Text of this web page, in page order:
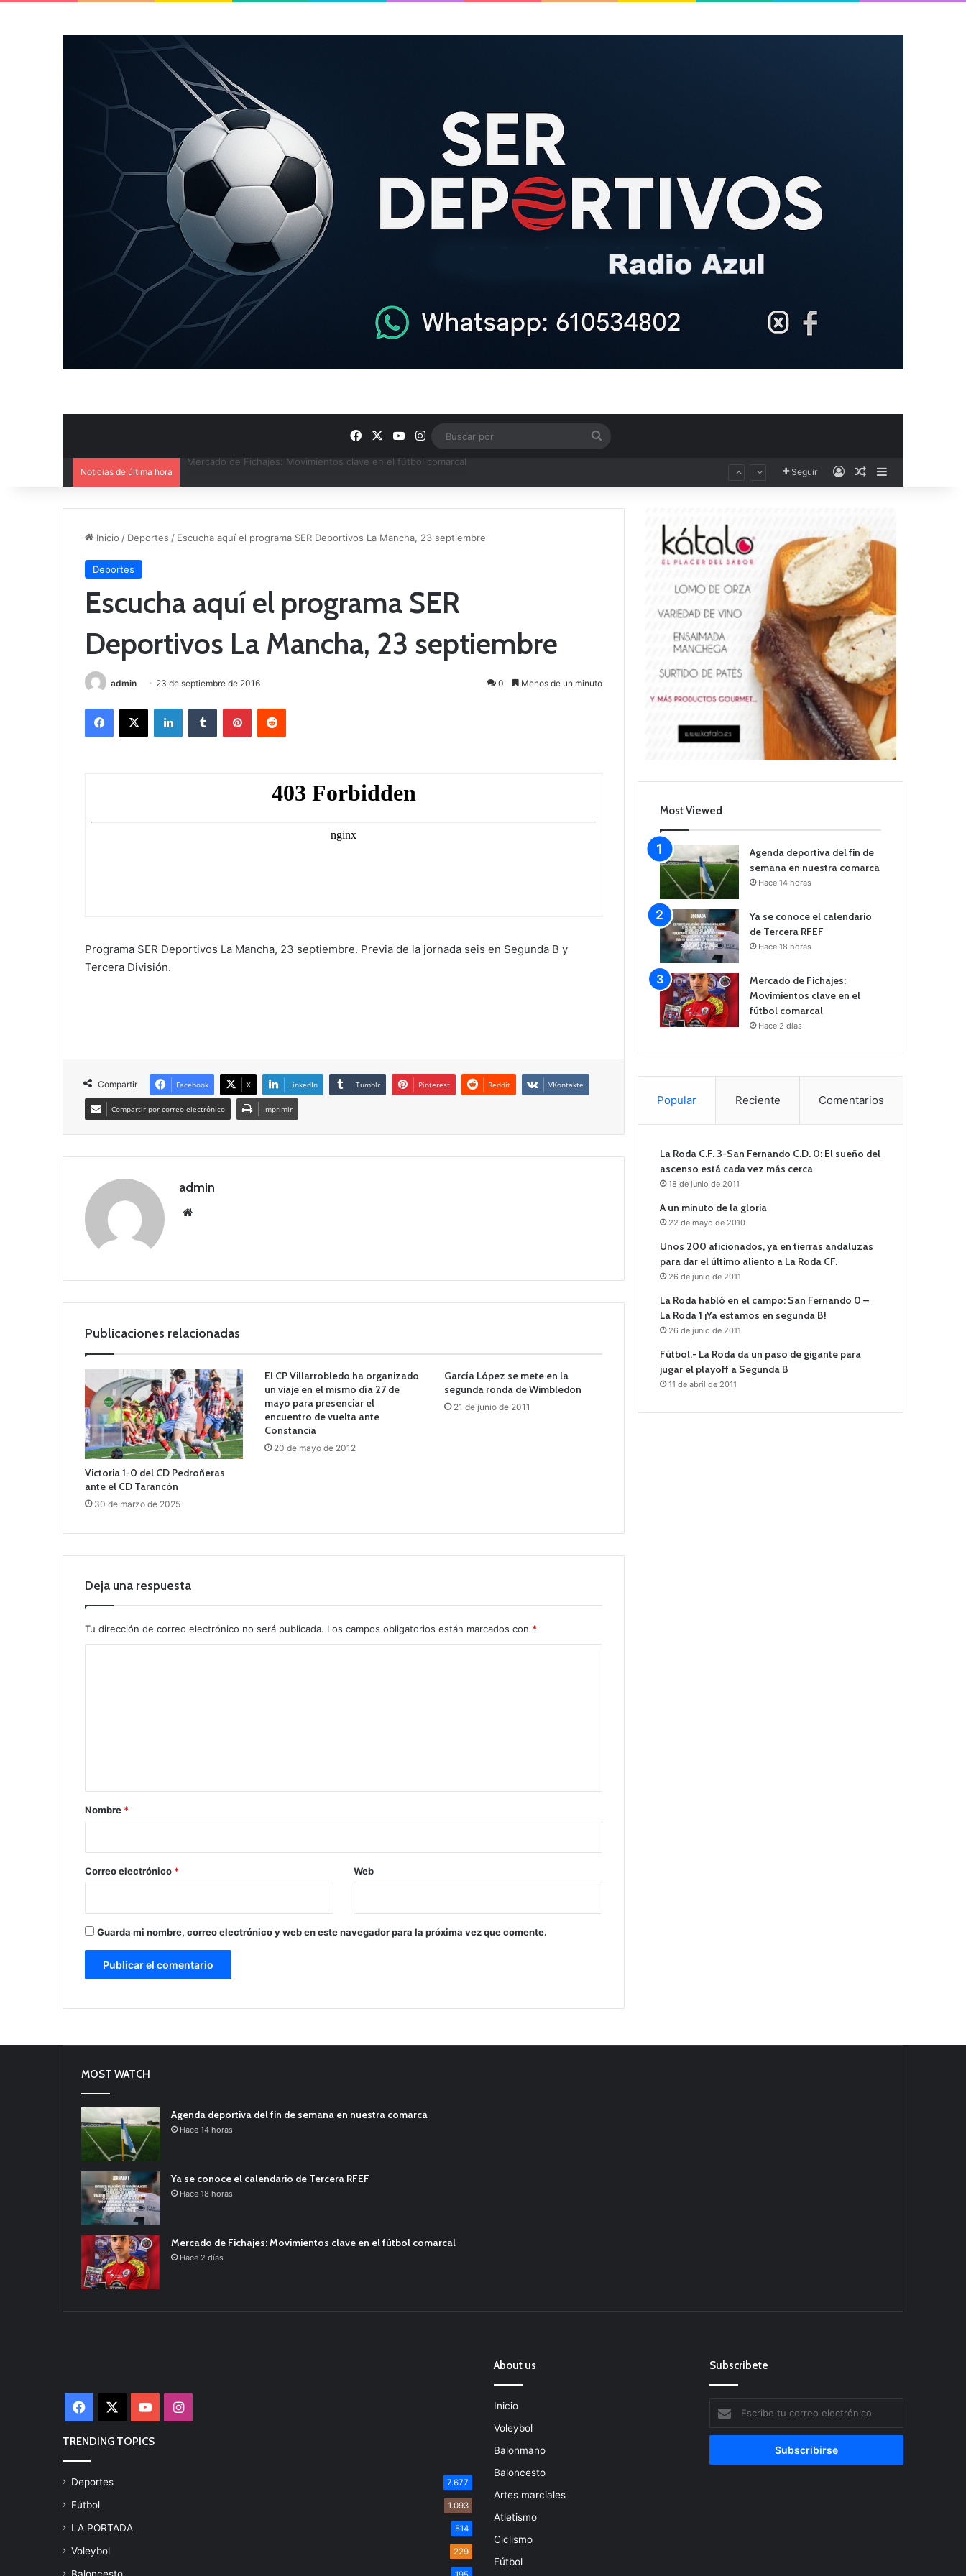
FacebookYouTube
Instagram
Noticias de última hora Seguir AccesoPublicación al
Inicio / Deportes / Escucha aquí el programa SER Deportivos La Mancha, 23 septiembre
Deportes
Escucha aquí el programa SER
Deportivos La Mancha, 23 septiembre
admin 23 de septiembre de 2016 0 Menos de un minuto
Programa SER Deportivos La Mancha, 23 septiembre. Previa de la jornada seis en Segunda B y
Tercera División.
Compartir Facebook X LinkedIn Tumblr Pinterest Reddit VKontakte
Compartir por correo electrónico Imprimir
admin
Publicaciones relacionadas
Victoria 1-0 del CD Pedroñeras
ante el CD Tarancón
30 de marzo de 2025
El CP Villarrobledo ha organizado
un viaje en el mismo día 27 de
mayo para presenciar el
encuentro de vuelta ante
Constancia
20 de mayo de 2012
García López se mete en la
segunda ronda de Wimbledon
21 de junio de 2011
Deja una respuesta
Tu dirección de correo electrónico no será publicada. Los campos obligatorios están marcados con *
r
*
Nombre *
Correo electrónico * Web
Guarda mi nombre, correo electrónico y web en este navegador para la próxima vez que comente.
Most Viewed
Agenda deportiva del fin de
semana en nuestra comarca
Hace 14 horas
Ya se conoce el calendario
de Tercera RFEF
Hace 18 horas
Mercado de Fichajes:
Movimientos clave en el
fútbol comarcal
Hace 2 días
Popular Reciente Comentarios
La Roda C.F. 3-San Fernando C.D. 0: El sueño del
ascenso está cada vez más cerca
18 de junio de 2011
A un minuto de la gloria
22 de mayo de 2010
Unos 200 aficionados, ya en tierras andaluzas
para dar el último aliento a La Roda CF.
26 de junio de 2011
La Roda habló en el campo: San Fernando 0 –
La Roda 1 ¡Ya estamos en segunda B!
26 de junio de 2011
Fútbol.- La Roda da un paso de gigante para
jugar el playoff a Segunda B
11 de abril de 2011
MOST WATCH
Agenda deportiva del fin de semana en nuestra comarca
Hace 14 horas
Ya se conoce el calendario de Tercera RFEF
Hace 18 horas
Mercado de Fichajes: Movimientos clave en el fútbol comarcal
Hace 2 días
Facebook YouTubeInstagram
TRENDING TOPICS
Deportes 7.677
Fútbol 1.093
LA PORTADA 514
Voleybol 229
Baloncesto
About us
Inicio
Voleybol
Balonmano
Baloncesto
Artes marciales
Atletismo
Ciclismo
Fútbol
Subscribete
tu
correo